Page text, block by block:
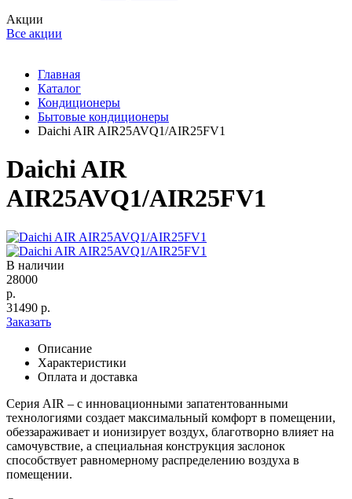
Акции
Все акции
Главная
Каталог
Кондиционеры
Бытовые кондиционеры
Daichi AIR AIR25AVQ1/AIR25FV1
Daichi AIR
AIR25AVQ1/AIR25FV1
В наличии
28000
р.
31490 р.
Заказать
Описание
Характеристики
Оплата и доставка
Серия AIR – с инновационными запатентованными
технологиями создает максимальный комфорт в помещении,
обеззараживает и ионизирует воздух, благотворно влияет на
самочувствие, а специальная конструкция заслонок
способствует равномерному распределению воздуха в
помещении.